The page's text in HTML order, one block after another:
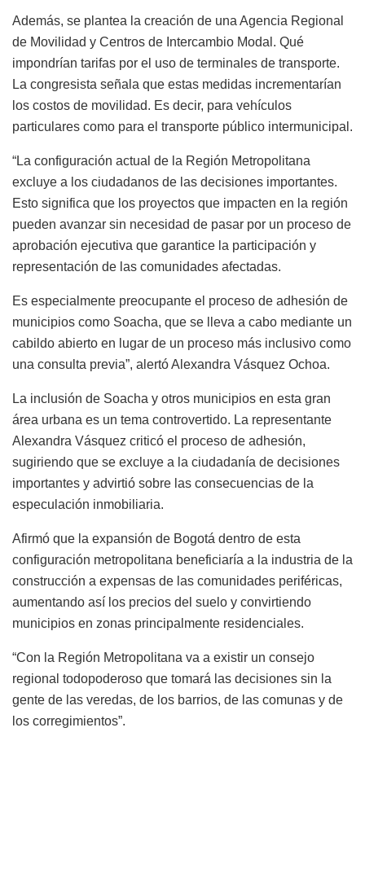
Además, se plantea la creación de una Agencia Regional
de Movilidad y Centros de Intercambio Modal. Qué
impondrían tarifas por el uso de terminales de transporte.
La congresista señala que estas medidas incrementarían
los costos de movilidad. Es decir, para vehículos
particulares como para el transporte público intermunicipal.
“La configuración actual de la Región Metropolitana
excluye a los ciudadanos de las decisiones importantes.
Esto significa que los proyectos que impacten en la región
pueden avanzar sin necesidad de pasar por un proceso de
aprobación ejecutiva que garantice la participación y
representación de las comunidades afectadas.
Es especialmente preocupante el proceso de adhesión de
municipios como Soacha, que se lleva a cabo mediante un
cabildo abierto en lugar de un proceso más inclusivo como
una consulta previa”, alertó Alexandra Vásquez Ochoa.
La inclusión de Soacha y otros municipios en esta gran
área urbana es un tema controvertido. La representante
Alexandra Vásquez criticó el proceso de adhesión,
sugiriendo que se excluye a la ciudadanía de decisiones
importantes y advirtió sobre las consecuencias de la
especulación inmobiliaria.
Afirmó que la expansión de Bogotá dentro de esta
configuración metropolitana beneficiaría a la industria de la
construcción a expensas de las comunidades periféricas,
aumentando así los precios del suelo y convirtiendo
municipios en zonas principalmente residenciales.
“Con la Región Metropolitana va a existir un consejo
regional todopoderoso que tomará las decisiones sin la
gente de las veredas, de los barrios, de las comunas y de
los corregimientos”.